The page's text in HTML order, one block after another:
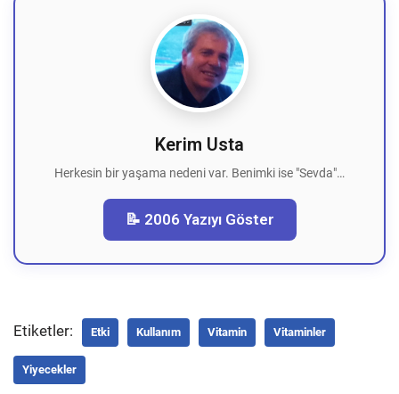
Kerim Usta
Herkesin bir yaşama nedeni var. Benimki ise "Sevda"…
📝 2006 Yazıyı Göster
Etiketler: Etki Kullanım Vitamin Vitaminler
Yiyecekler